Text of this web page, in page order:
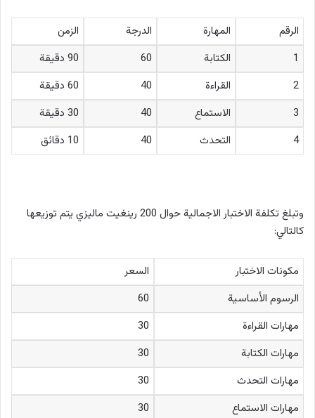
الرقم المهارة الدرجة
الزمن
1
الكتابة 60
90 دقيقة
2
القراءة 40
60 دقيقة
3
الاستماع 40
30 دقيقة
4
التحدث 40 10 دقائق
وتبلغ تكلفة الاختبار الاجمالية حوال 200 رينغيت ماليزي يتم توزيعها
كالتالي:
مكونات الاختبار
السعر
الرسوم الأساسية
60
مهارات القراءة
30
مهارات الكتابة
30
مهارات التحدث
30
مهارات الاستماع
30